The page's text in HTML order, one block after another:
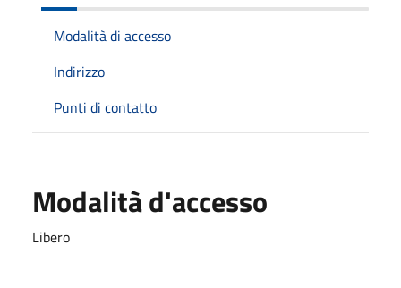
Modalità di accesso
Indirizzo
Punti di contatto
Modalità d'accesso
Libero